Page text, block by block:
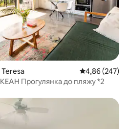
Teresa Середня
4,86 (247)
Прогулянка до пляжу *2